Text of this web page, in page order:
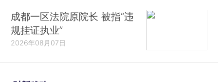
成都一区法院原院长 被指“违
规挂证执业”
2026年08月07日